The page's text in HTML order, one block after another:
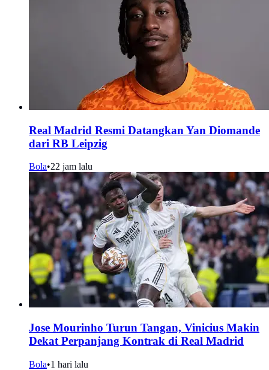
Real Madrid Resmi Datangkan Yan Diomande
dari RB Leipzig
Bola•22 jam lalu
Jose Mourinho Turun Tangan, Vinicius Makin
Dekat Perpanjang Kontrak di Real Madrid
Bola•1 hari lalu